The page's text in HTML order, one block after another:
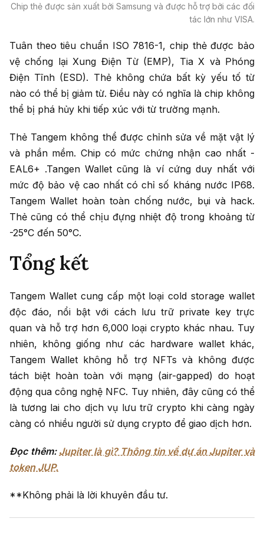
Chip thẻ được sản xuất bởi Samsung và được hỗ trợ bởi các đối
tác lớn như VISA.
Tuân theo tiêu chuẩn ISO 7816-1, chip thẻ được bảo
vệ chống lại Xung Điện Từ (EMP), Tia X và Phóng
Điện Tĩnh (ESD). Thẻ không chứa bất kỳ yếu tố từ
nào có thể bị giảm từ. Điều này có nghĩa là chip không
thể bị phá hủy khi tiếp xúc với từ trường mạnh.
Thẻ Tangem không thể được chỉnh sửa về mặt vật lý
và phần mềm. Chip có mức chứng nhận cao nhất -
EAL6+ .Tangen Wallet cũng là ví cứng duy nhất với
mức độ bảo vệ cao nhất có chỉ số kháng nước IP68.
Tangem Wallet hoàn toàn chống nước, bụi và hack.
Thẻ cũng có thể chịu đựng nhiệt độ trong khoảng từ
-25°C đến 50°C.
Tổng kết
Tangem Wallet cung cấp một loại cold storage wallet
độc đáo, nổi bật với cách lưu trữ private key trực
quan và hỗ trợ hơn 6,000 loại crypto khác nhau. Tuy
nhiên, không giống như các hardware wallet khác,
Tangem Wallet không hỗ trợ NFTs và không được
tách biệt hoàn toàn với mạng (air-gapped) do hoạt
động qua công nghệ NFC. Tuy nhiên, đây cũng có thể
là tương lai cho dịch vụ lưu trữ crypto khi càng ngày
càng có nhiều người sử dụng crypto để giao dịch hơn.
Đọc thêm: Jupiter là gì? Thông tin về dự án Jupiter và
token JUP.
**Không phải là lời khuyên đầu tư.